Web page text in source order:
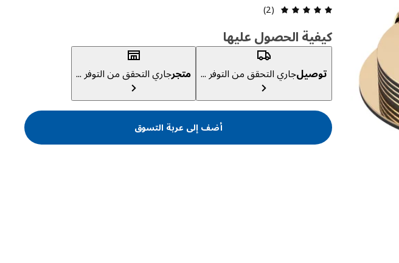
مراجعة التقييم: 5 من أصل 5 النجوم. إجمالي المراجعات: 2(2)
كيفية الحصول عليها
توصيلجاري التحقق من التوفر ... متجرجاري التحقق من التوفر ...
أضف إلى عربة التسوق